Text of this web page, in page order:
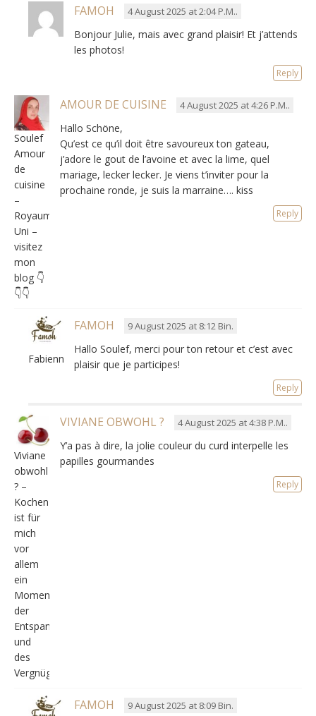
FAMOH 4 August 2025 at 2:04 P.M..
Bonjour Julie, mais avec grand plaisir! Et j’attends
les photos!
Reply
Soulef
Amour
de
cuisine
–
Royaume-
Uni –
visitez
mon
blog 👇
👇👇
AMOUR DE CUISINE 4 August 2025 at 4:26 P.M..
Hallo Schöne,
Qu’est ce qu’il doit être savoureux ton gateau,
j’adore le gout de l’avoine et avec la lime, quel
mariage, lecker lecker. Je viens t’inviter pour la
prochaine ronde, je suis la marraine…. kiss
Reply
Fabienne
FAMOH 9 August 2025 at 8:12 Bin.
Hallo Soulef, merci pour ton retour et c’est avec
plaisir que je participes!
Reply
Viviane
obwohl
? –
Kochen
ist für
mich
vor
allem
ein
Moment
der
Entspannung
und
des
Vergnügens.
VIVIANE OBWOHL ? 4 August 2025 at 4:38 P.M..
Y’a pas à dire, la jolie couleur du curd interpelle les
papilles gourmandes
Reply
FAMOH 9 August 2025 at 8:09 Bin.